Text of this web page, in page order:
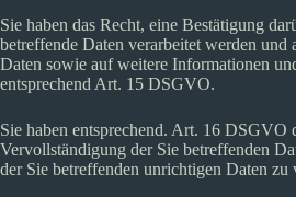
Sie haben das Recht, eine Bestätigung
betreffende Daten verarbeitet werden und
Daten sowie auf weitere Informationen
entsprechend Art. 15 DSGVO.
Sie haben entsprechend. Art. 16 DSGVO
Vervollständigung der Sie betreffenden
der Sie betreffenden unrichtigen Daten zu